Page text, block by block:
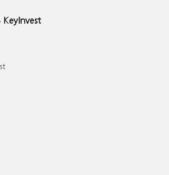
KeyInvest